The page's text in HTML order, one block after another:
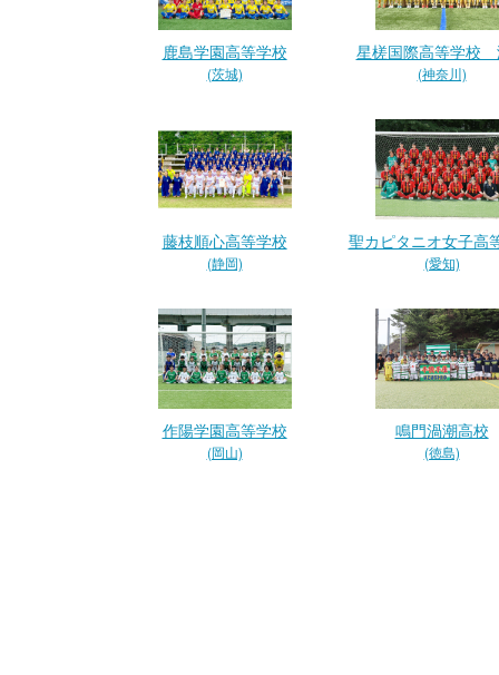
鹿島学園高等学校
(茨城)
星槎国際高等学校
(神奈川)
藤枝順心高等学校
(静岡)
聖カピタニオ女子高
(愛知)
作陽学園高等学校
(岡山)
鳴門渦潮高校
(徳島)